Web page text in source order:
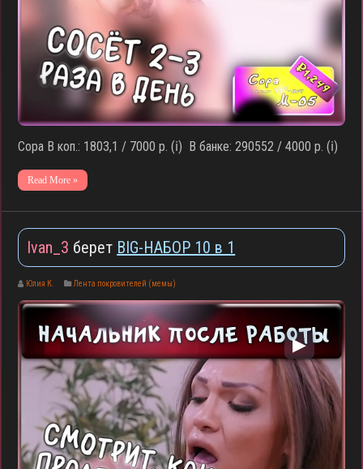
Сора В коп.: 1803,1 / 7000 р. (ℹ️) В банке: 290552 / 4000 р. (ℹ️)
Read More »
Ivan_3 берет BIG-НАБОР 10 в 1
Юлия К. Лента покровителей (мемы)
▶